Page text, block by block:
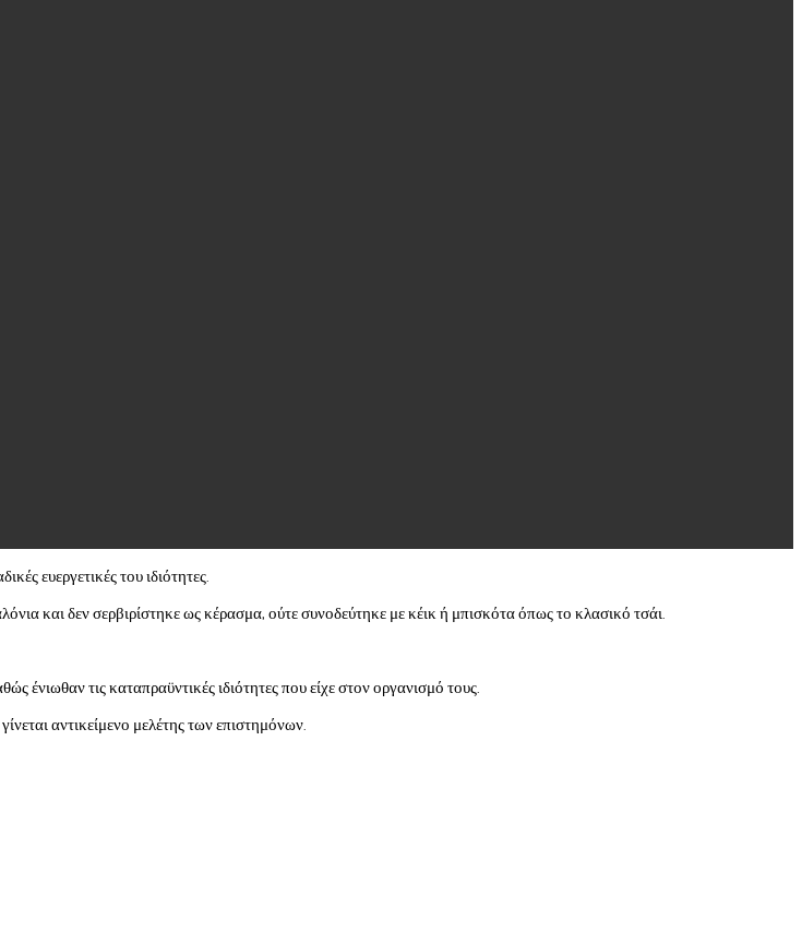
ευεργετικές του ιδιότητες.
και δεν σερβιρίστηκε ως κέρασμα, ούτε συνοδεύτηκε με κέικ ή μπισκότα όπως το κλασικό τσάι.
τις καταπραϋντικές ιδιότητες που είχε στον οργανισμό τους.
αντικείμενο μελέτης των επιστημόνων.